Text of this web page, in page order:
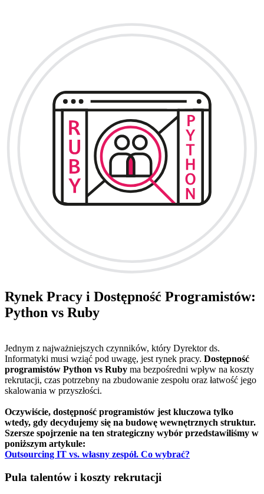
Rynek Pracy i Dostępność Programistów:
Python vs Ruby
Jednym z najważniejszych czynników, który Dyrektor ds.
Informatyki musi wziąć pod uwagę, jest rynek pracy. Dostępność
programistów Python vs Ruby ma bezpośredni wpływ na koszty
rekrutacji, czas potrzebny na zbudowanie zespołu oraz łatwość jego
skalowania w przyszłości.
Oczywiście, dostępność programistów jest kluczowa tylko
wtedy, gdy decydujemy się na budowę wewnętrznych struktur.
Szersze spojrzenie na ten strategiczny wybór przedstawiliśmy w
poniższym artykule:
Outsourcing IT vs. własny zespół. Co wybrać?
Pula talentów i koszty rekrutacji